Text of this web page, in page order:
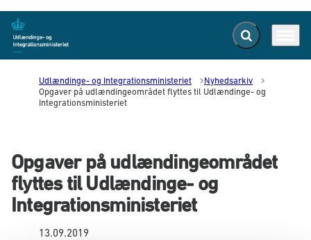
Gå til forsiden Fold søgefelt ud
Udlændinge- og Integrationsministeriet
Nyhedsarkiv
Opgaver på udlændingeområdet flyttes til Udlændinge- og
Integrationsministeriet
Opgaver på udlændingeområdet
flyttes til Udlændinge- og
Integrationsministeriet
13.09.2019